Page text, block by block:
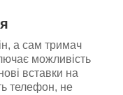
а сам тримач
можливість
вставки на
телефон, не